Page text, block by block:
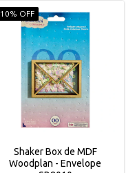
10% OFF
Shaker Box de MDF
Woodplan - Envelope